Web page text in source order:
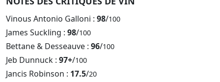
Vinous Antonio Galloni : 98/100
James Suckling : 98/100
Bettane & Desseauve : 96/100
Jeb Dunnuck : 97+/100
Jancis Robinson : 17.5/20